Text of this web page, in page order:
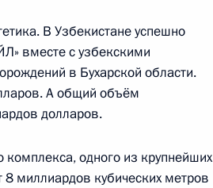
В Узбекистане успешно
вместе с узбекскими
в Бухарской области.
А общий объём
долларов.
комплекса, одного из крупнейших
миллиардов кубических метров